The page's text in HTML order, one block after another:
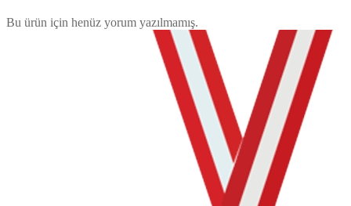
Bu ürün için henüz yorum yazılmamış.